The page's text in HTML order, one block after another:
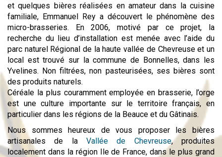
et quelques bières réalisées en amateur dans la cuisine
familiale, Emmanuel Rey a découvert le phénomène des
micro-brasseries. En 2006, motivé par ce projet, la
recherche du lieu d’installation est menée avec l’aide du
parc naturel Régional de la haute vallée de Chevreuse et un
local est trouvé sur la commune de Bonnelles, dans les
Yvelines. Non filtrées, non pasteurisées, ses bières sont
des produits naturels.
Céréale la plus couramment employée en brasserie, l’orge
est une culture importante sur le territoire français, en
particulier dans les régions de la Beauce et du Gâtinais.
Nous sommes heureux de vous proposer les bières
artisanales de la Vallée de Chevreuse, produites
localement dans la région Ile de France, dans le plus grand